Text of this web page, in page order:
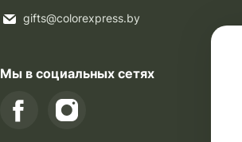
gifts@colorexpress.by
Мы в социальных сетях